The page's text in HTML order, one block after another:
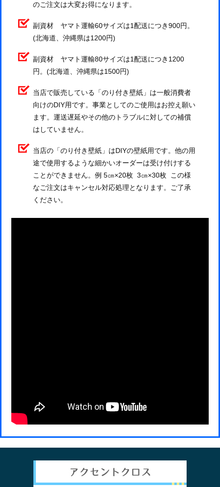
のご注文は大変お得になります。
副資材 ヤマト運輸60サイズは1配送につき900円。
(北海道、沖縄県は1200円)
副資材 ヤマト運輸80サイズは1配送につき1200
円。(北海道、沖縄県は1500円)
当店で販売している「のり付き壁紙」は一般消費者
向けのDIY用です。事業としてのご使用はお控え願い
ます。運送遅延やその他のトラブルに対しての補償
はしていません。
当店の「のり付き壁紙」はDIYの壁紙用です。他の用
途で使用するような細かいオーダーは受け付けする
ことができません。例 5㎝×20枚 3㎝×30枚 この様
なご注文はキャンセル対応処理となります。ご了承
ください。